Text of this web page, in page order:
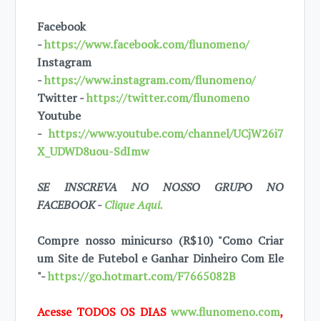
Facebook
-https://www.facebook.com/flunomeno/
Instagram
-https://www.instagram.com/flunomeno/
Twitter -https://twitter.com/flunomeno
Youtube
-https://www.youtube.com/channel/UCjW26i7
X_UDWD8uou-SdImw
SE INSCREVA NO NOSSO GRUPO NO
FACEBOOK -Clique Aqui.
Compre nosso minicurso (R$10) "Como Criar
um Site de Futebol e Ganhar Dinheiro Com Ele
"-https://go.hotmart.com/F7665082B
Acesse TODOS OS DIASwww.flunomeno.com,